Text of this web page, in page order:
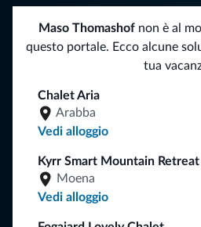
Maso Thomashof non è al
questo portale. Ecco alcune
tua
Chalet Aria
Arabba
Vedi alloggio
Kyrr Smart Mountain Retreat
Moena
Vedi alloggio
Consigli dalle
Riceverai informazioni, offerte
vacanza nelle
ISCRIVITI ALLA